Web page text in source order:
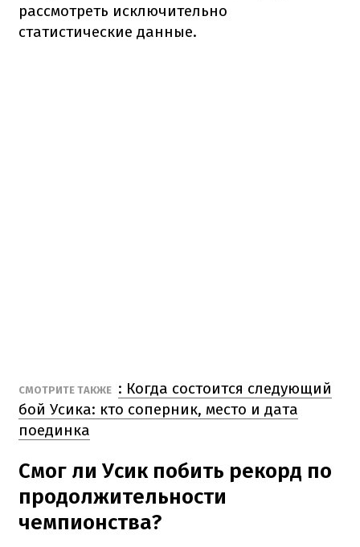
рассмотреть исключительно
статистические данные.
СМОТРИТЕ ТАКЖЕ : Когда состоится следующий
бой Усика: кто соперник, место и дата
поединка
Смог ли Усик побить рекорд по
продолжительности
чемпионства?